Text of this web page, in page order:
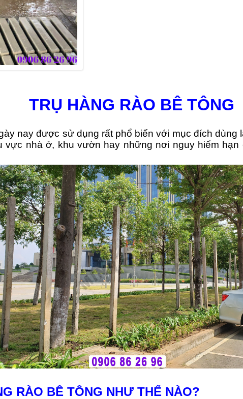
TRỤ HÀNG RÀO BÊ TÔNG
nay được sử dụng rất phổ biến với mục đích dùng
vực nhà ở, khu vườn hay những nơi nguy hiểm
RÀO BÊ TÔNG NHƯ THẾ NÀO?